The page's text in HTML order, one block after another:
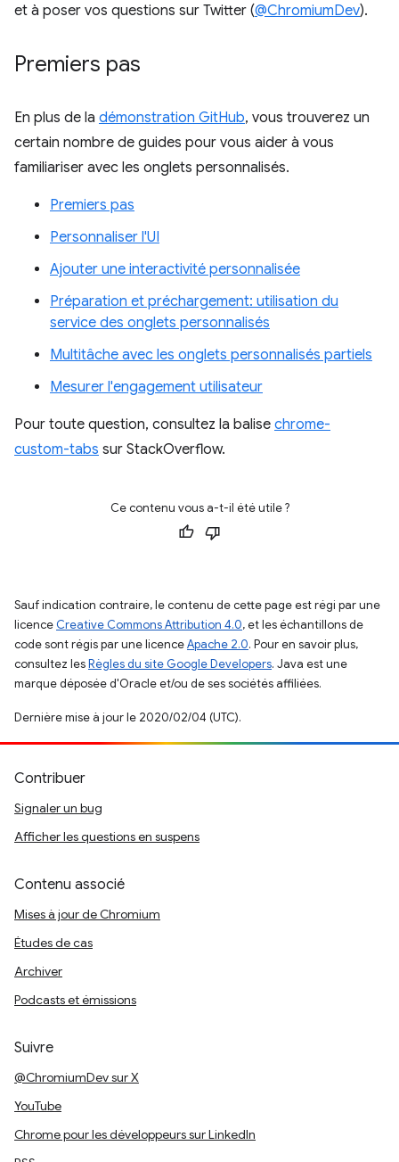
et à poser vos questions sur Twitter (@ChromiumDev).
Premiers pas
En plus de la démonstration GitHub, vous trouverez un
certain nombre de guides pour vous aider à vous
familiariser avec les onglets personnalisés.
Premiers pas
Personnaliser l'UI
Ajouter une interactivité personnalisée
Préparation et préchargement: utilisation du
service des onglets personnalisés
Multitâche avec les onglets personnalisés partiels
Mesurer l'engagement utilisateur
Pour toute question, consultez la balise chrome-
custom-tabs sur StackOverflow.
Ce contenu vous a-t-il été utile ?
Sauf indication contraire, le contenu de cette page est régi par une
licence Creative Commons Attribution 4.0, et les échantillons de
code sont régis par une licenceApache 2.0. Pour en savoir plus,
consultez lesRègles du site Google Developers. Java est une
marque déposée d'Oracle et/ou de ses sociétés affiliées.
Dernière mise à jour le 2020/02/04 (UTC).
Contribuer
Signaler un bug
Afficher les questions en suspens
Contenu associé
Mises à jour de Chromium
Études de cas
Archiver
Podcasts et émissions
Suivre
@ChromiumDev sur X
YouTube
Chrome pour les développeurs sur LinkedIn